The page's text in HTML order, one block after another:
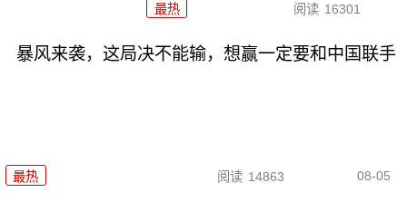
最热 阅读 16301
暴风来袭，这局决不能输，想赢一定要和中国联手
最热 阅读 14863 08-05